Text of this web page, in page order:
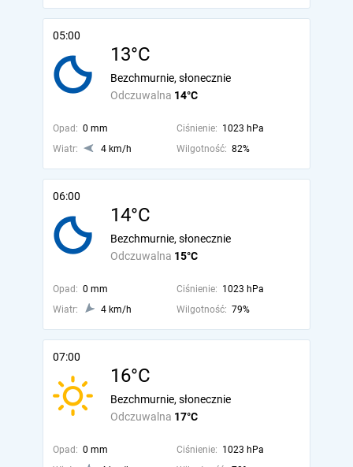
05:00
13°C
Odczuwalna 14°C
Bezchmurnie, słonecznie
Opad: 0 mm Ciśnienie: 1023 hPa
Wiatr:
4 km/h Wilgotność: 82%
06:00
14°C
Odczuwalna 15°C
Bezchmurnie, słonecznie
Opad: 0 mm Ciśnienie: 1023 hPa
Wiatr:
4 km/h Wilgotność: 79%
07:00
16°C
Odczuwalna 17°C
Bezchmurnie, słonecznie
Opad: 0 mm Ciśnienie: 1023 hPa